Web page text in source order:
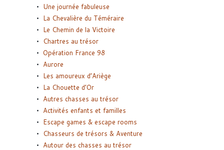
Une journée fabuleuse
La Chevalière du Téméraire
Le Chemin de la Victoire
Chartres au trésor
Opération France 98
Aurore
Les amoureux d’Ariège
La Chouette d’Or
Autres chasses au trésor
Activités enfants et familles
Escape games & escape rooms
Chasseurs de trésors & Aventure
Autour des chasses au trésor